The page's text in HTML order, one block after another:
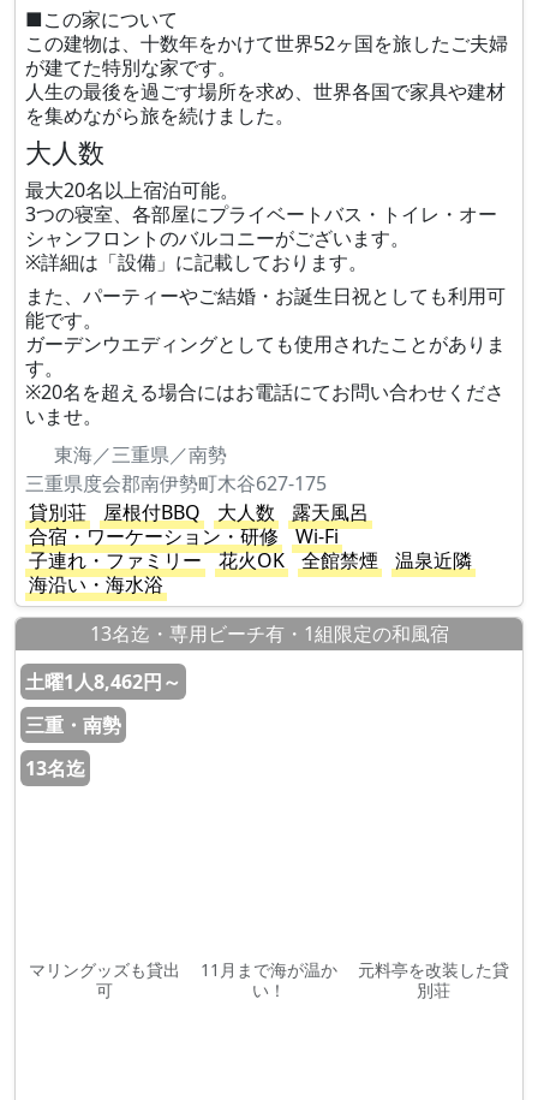
■この家について
この建物は、十数年をかけて世界52ヶ国を旅したご夫婦
が建てた特別な家です。
人生の最後を過ごす場所を求め、世界各国で家具や建材
を集めながら旅を続けました。
大人数
最大20名以上宿泊可能。
3つの寝室、各部屋にプライベートバス・トイレ・オー
シャンフロントのバルコニーがございます。
※詳細は「設備」に記載しております。
また、パーティーやご結婚・お誕生日祝としても利用可
能です。
ガーデンウエディングとしても使用されたことがありま
す。
※20名を超える場合にはお電話にてお問い合わせくださ
いませ。
東海／三重県／南勢
三重県度会郡南伊勢町木谷627-175
貸別荘
屋根付BBQ 大人数
露天風呂
合宿・ワーケーション・研修
Wi-Fi
子連れ・ファミリー
花火OK 全館禁煙
温泉近隣
海沿い・海水浴
13名迄・専用ビーチ有・1組限定の和風宿
土曜1人8,462円～
三重・南勢
13名迄
マリングッズも貸出
可
11月まで海が温か
い！
元料亭を改装した貸
別荘